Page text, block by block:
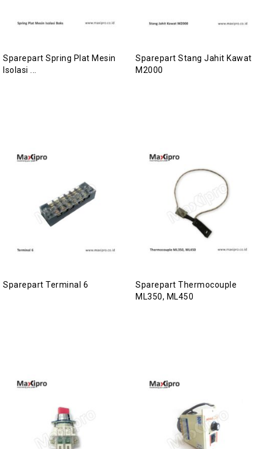
Sparepart Spring Plat Mesin
Isolasi ...
Sparepart Stang Jahit Kawat
M2000
Sparepart Terminal 6
Sparepart Thermocouple
ML350, ML450